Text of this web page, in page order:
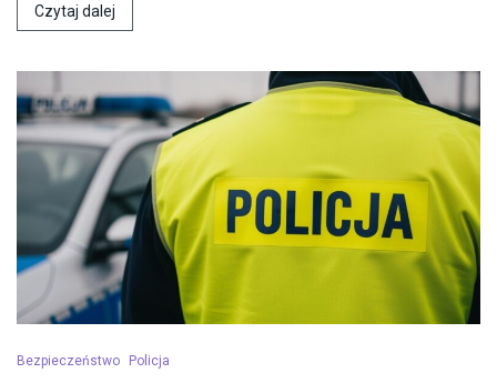
Czytaj dalej
Bezpieczeństwo Policja